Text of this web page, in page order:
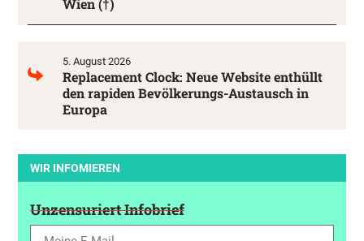
Wien (†)
5. August 2026
Replacement Clock: Neue Website enthüllt
den rapiden Bevölkerungs-Austausch in
Europa
WIR INFOMIEREN
Unzensuriert Infobrief